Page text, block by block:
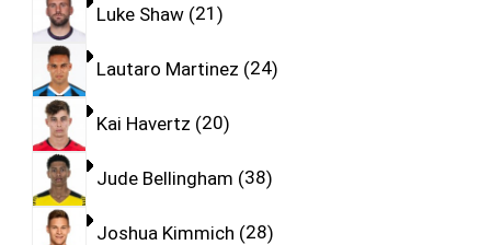
Luke Shaw 21
Lautaro Martinez 24
Kai Havertz 20
Jude Bellingham 38
Joshua Kimmich 28